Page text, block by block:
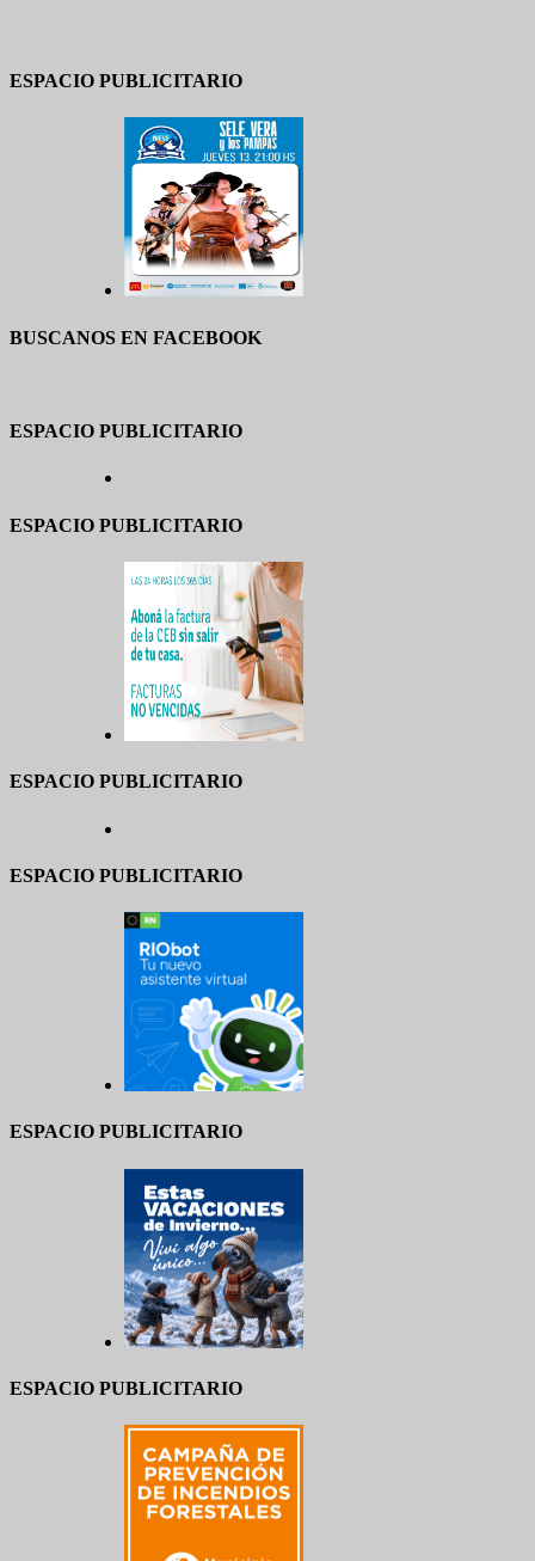
ESPACIO PUBLICITARIO
BUSCANOS EN FACEBOOK
ESPACIO PUBLICITARIO
ESPACIO PUBLICITARIO
ESPACIO PUBLICITARIO
ESPACIO PUBLICITARIO
ESPACIO PUBLICITARIO
ESPACIO PUBLICITARIO